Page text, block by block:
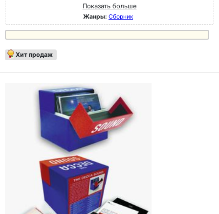
Показать больше
Жанры: Сборник
Хит продаж